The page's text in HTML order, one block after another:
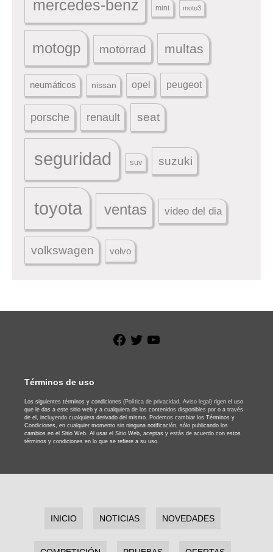
mercedes-benz mini moto3
motogp motorrad multas
neumáticos nissan opel peugeot
porsche renault seat
seguridad suv suzuki
toyota ventas video del dia
volkswagen volvo
Facebook
Twitter
Términos de uso
Los siguientes términos y condiciones (Política de privacidad, Aviso legal) rigen el uso
que le das a este sitio web y a cualquiera de los contenidos disponibles por o a través
de el, incluyendo cualquiera derivado del mismo. Podemos cambiar los Términos y
Condiciones, en cualquier momento sin ninguna notificación, sólo publicando los
cambios en el Sitio Web. Al usar el Sitio Web, aceptas y estás de acuerdo con estos
términos y condiciones en lo que se refiere a su uso.
INICIO NOTICIAS NOVEDADES